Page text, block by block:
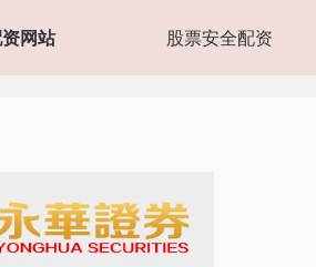
网站 股票安全配资